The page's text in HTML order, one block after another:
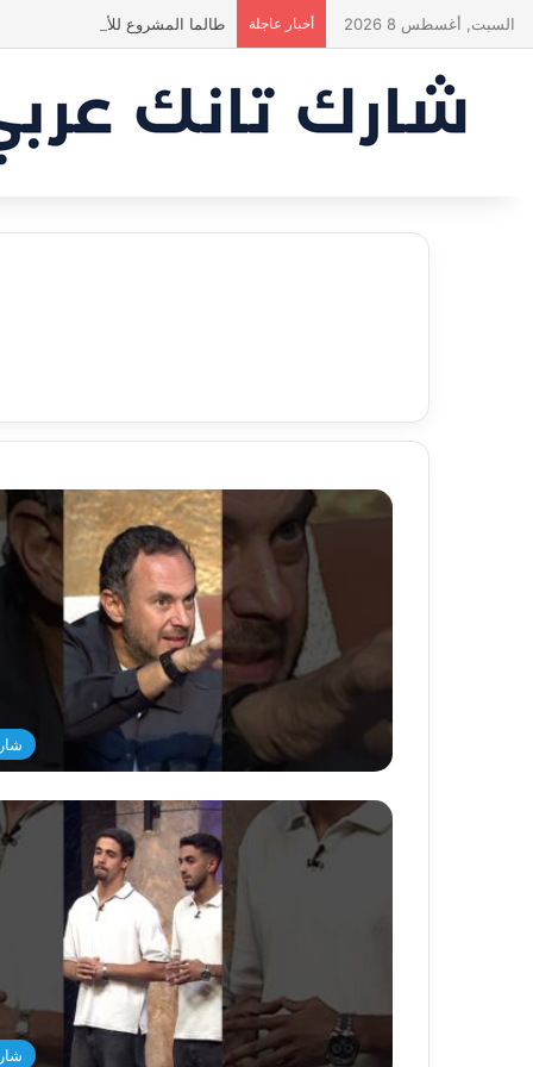
السبت, أغسطس 8 2026 أخبار عاجلة طالما المشروع للأم والطفل… ما